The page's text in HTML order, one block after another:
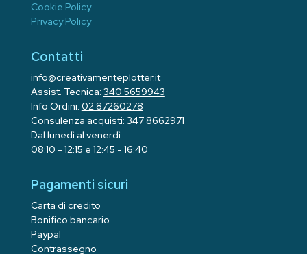
Cookie Policy
Privacy Policy
Contatti
info@creativamenteplotter.it
Assist. Tecnica: 340 5659943
Info Ordini: 02 87260278
Consulenza acquisti: 347 8662971
Dal lunedì al venerdì
08:10 - 12:15 e 12:45 - 16:40
Pagamenti sicuri
Carta di credito
Bonifico bancario
Paypal
Contrassegno